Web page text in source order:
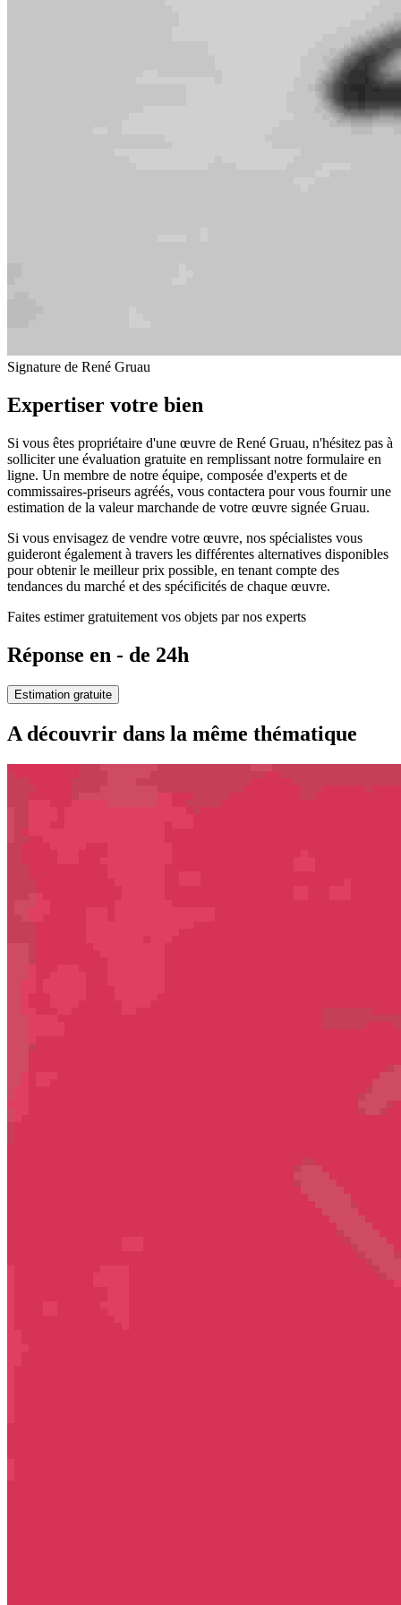
Signature de René Gruau
Expertiser votre bien
Si vous êtes propriétaire d'une œuvre de René Gruau, n'hésitez pas à
solliciter une évaluation gratuite en remplissant notre formulaire en
ligne. Un membre de notre équipe, composée d'experts et de
commissaires-priseurs agréés, vous contactera pour vous fournir une
estimation de la valeur marchande de votre œuvre signée Gruau.
Si vous envisagez de vendre votre œuvre, nos spécialistes vous
guideront également à travers les différentes alternatives disponibles
pour obtenir le meilleur prix possible, en tenant compte des
tendances du marché et des spécificités de chaque œuvre.
Faites estimer gratuitement vos objets par nos experts
Réponse en - de 24h
Estimation gratuite
A découvrir dans la même thématique